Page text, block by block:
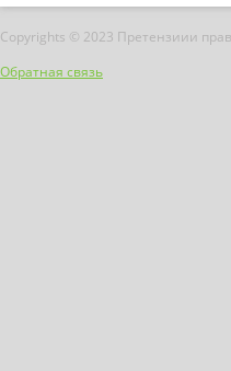
Copyrights © 2023 Претензиии
Обратная связь